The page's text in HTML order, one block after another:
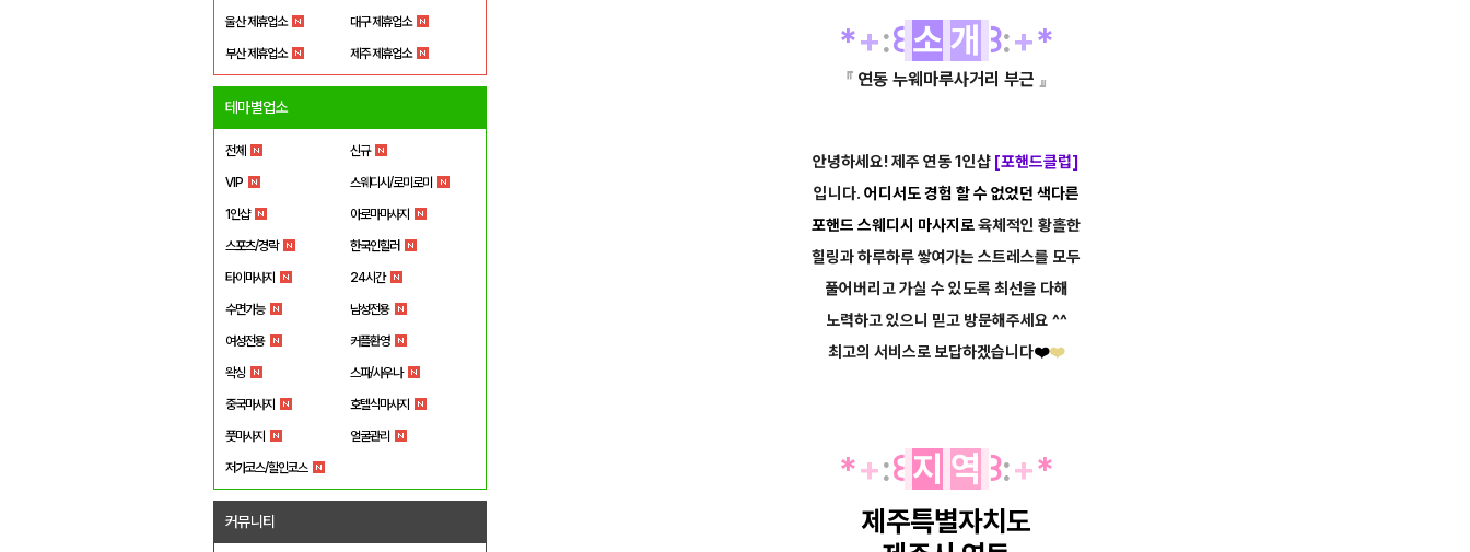
울산 제휴업소 대구 제휴업소
부산 제휴업소 제주 제휴업소
테마별업소
전체 신규
VIP 스웨디시/로미로미
1인샵 아로마마사지
스포츠/경락 한국인힐러
타이마사지 24시간
수면가능 남성전용
여성전용 커플환영
왁싱 스파/사우나
중국마사지 호텔식마사지
풋마사지 얼굴관리
저가코스/할인코스
커뮤니티
*+:꒰ 소 개 ꒱:+*
『 연동 누웨마루사거리 부근 』
안녕하세요! 제주 연동 1인샵 [포핸드클럽]
입니다. 어디서도 경험 할 수 없었던 색다른
포핸드 스웨디시 마사지로육체적인 황홀한
힐링과 하루하루 쌓여가는 스트레스를 모두
풀어버리고 가실 수 있도록 최선을 다해
노력하고있으니 믿고 방문해주세요 ^^
최고의 서비스로 보답하겠습니다❤️❤️
*+:꒰ 지 역 ꒱:+*
제주특별자치도